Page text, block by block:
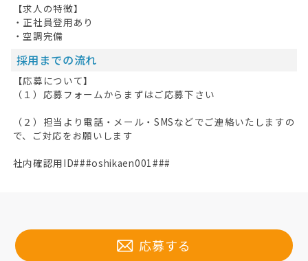
【求人の特徴】
・正社員登用あり
・空調完備
採用までの流れ
【応募について】
（１）応募フォームからまずはご応募下さい
（２）担当より電話・メール・SMSなどでご連絡いたしますの
で、ご対応をお願いします
社内確認用ID###oshikaen001###
応募する